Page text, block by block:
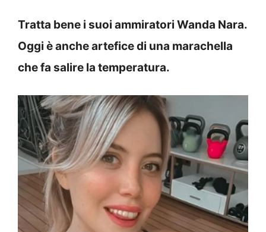
Tratta bene i suoi ammiratori Wanda Nara.
Oggi è anche artefice di una marachella
che fa salire la temperatura.